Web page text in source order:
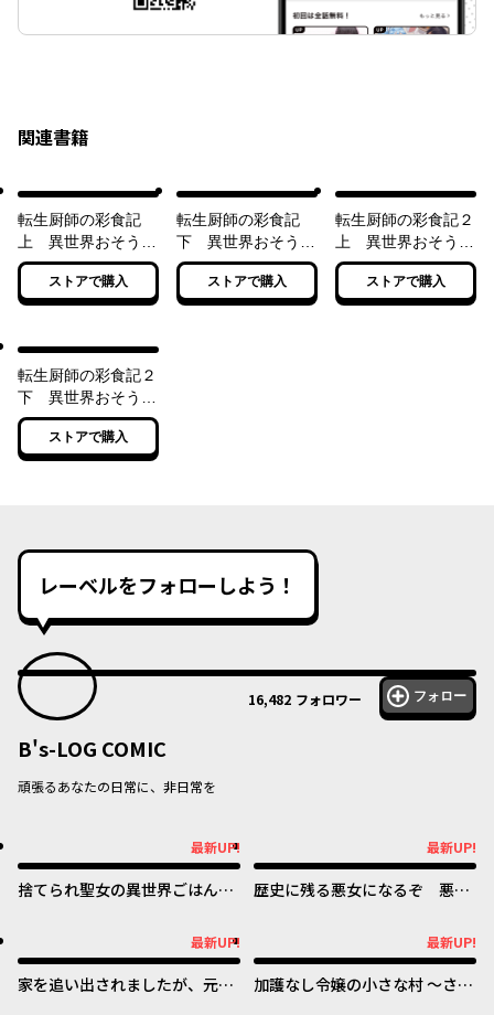
関連書籍
転生厨師の彩食記
上 異世界おそうざ
い食堂へようこそ！
ストアで購入
転生厨師の彩食記
下 異世界おそうざ
い食堂へようこそ！
ストアで購入
転生厨師の彩食記２
上 異世界おそうざ
い食堂へようこそ！
ストアで購入
転生厨師の彩食記２
下 異世界おそうざ
い食堂へようこそ！
ストアで購入
レーベルをフォローしよう！
16,482 フォロワー フォロー
B's-LOG COMIC
頑張るあなたの日常に、非日常を
最新UP!
捨てられ聖女の異世界ごはん
最新UP!
歴史に残る悪女になるぞ 悪役
最新UP!
家を追い出されましたが、元気
最新UP!
加護なし令嬢の小さな村 ～さ